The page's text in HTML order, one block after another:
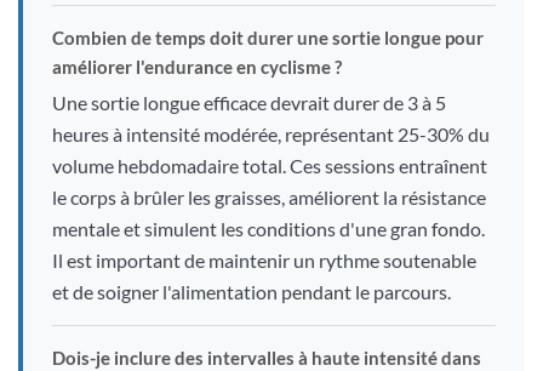
Combien de temps doit durer une sortie longue pour
améliorer l'endurance en cyclisme ?
Une sortie longue efficace devrait durer de 3 à 5
heures à intensité modérée, représentant 25-30% du
volume hebdomadaire total. Ces sessions entraînent
le corps à brûler les graisses, améliorent la résistance
mentale et simulent les conditions d'une gran fondo.
Il est important de maintenir un rythme soutenable
et de soigner l'alimentation pendant le parcours.
Dois-je inclure des intervalles à haute intensité dans